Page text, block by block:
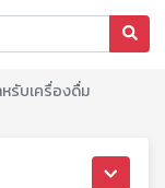
รับเครื่องดื่ม